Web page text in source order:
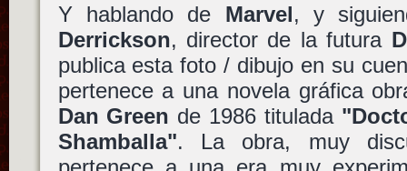
Y hablando de Marvel, y
Derrickson, director de la futura
publica esta foto / dibujo en su
pertenece a una novela gráfica
Dan Green de 1986 titulada
Shamballa". La obra, muy